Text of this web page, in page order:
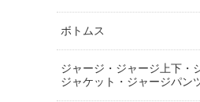
ボトムス
ジャージ・ジャージ上下・
ジャケット・ジャージパン